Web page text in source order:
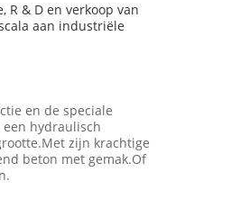
R & D en verkoop van
aan industriële
en de speciale
hydraulisch
zijn krachtige
beton met gemak.Of